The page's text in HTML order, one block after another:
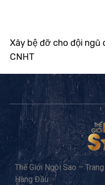
Xây bệ đỡ cho đội ngũ
CNHT
Thế Giới Ngôi Sao –
Hàng Đầu